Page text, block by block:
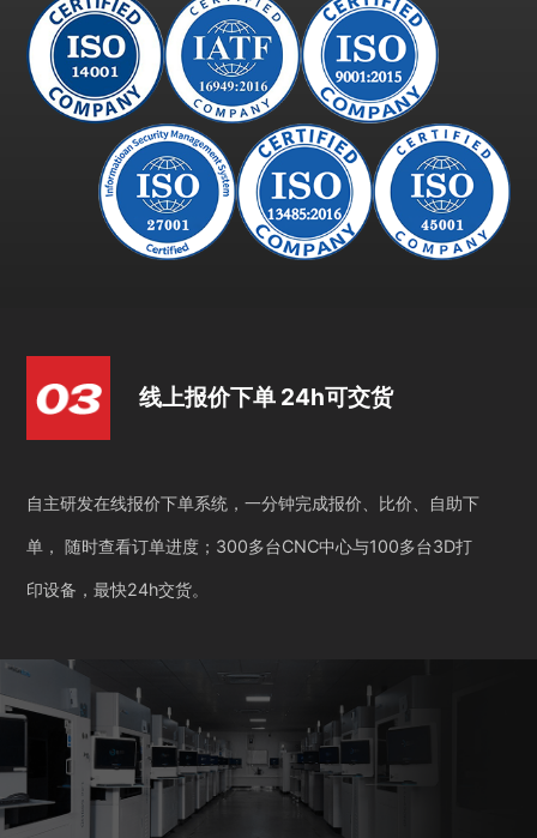
线上报价下单 24h可交货
自主研发在线报价下单系统，一分钟完成报价、比价、自助下
单， 随时查看订单进度；300多台CNC中心与100多台3D打
印设备，最快24h交货。